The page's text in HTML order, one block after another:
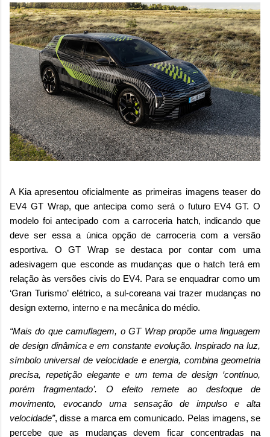
A Kia apresentou oficialmente as primeiras imagens teaser do
EV4 GT Wrap, que antecipa como será o futuro EV4 GT. O
modelo foi antecipado com a carroceria hatch, indicando que
deve ser essa a única opção de carroceria com a versão
esportiva. O GT Wrap se destaca por contar com uma
adesivagem que esconde as mudanças que o hatch terá em
relação às versões civis do EV4. Para se enquadrar como um
‘Gran Turismo’ elétrico, a sul-coreana vai trazer mudanças no
design externo, interno e na mecânica do médio.
“Mais do que camuflagem, o GT Wrap propõe uma linguagem
de design dinâmica e em constante evolução. Inspirado na luz,
símbolo universal de velocidade e energia, combina geometria
precisa, repetição elegante e um tema de design ‘contínuo,
porém fragmentado’. O efeito remete ao desfoque de
movimento, evocando uma sensação de impulso e alta
velocidade”, disse a marca em comunicado. Pelas imagens, se
percebe que as mudanças devem ficar concentradas na